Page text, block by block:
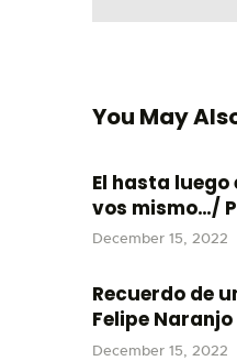
You May
El hasta
vos mismo…/
December 15, 2022
Recuerdo de
Felipe Naranjo
December 15, 2022